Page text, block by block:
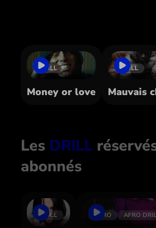
DRILL
Money or love
DRILL
Mauvais
Les DRILL
abonnés
DRILL AFRO AFRO